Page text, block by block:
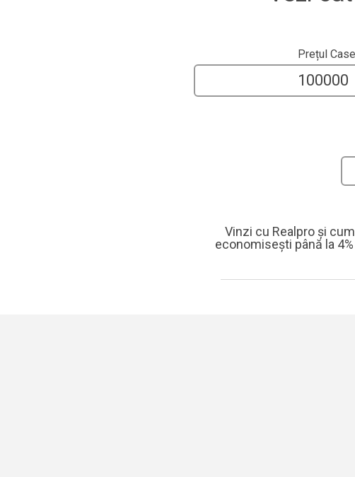
Prețul
Vinzi cu Realpro și
economisești până la